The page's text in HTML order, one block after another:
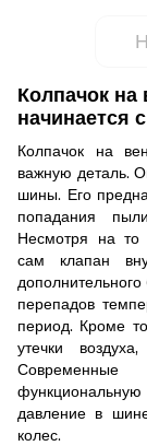
Колпачок на
начинается
Колпачок на
важную деталь.
шины. Его
попадания
Несмотря на то
сам клапан
перепадов
период. Кроме
утечки
функциональную
давление в
колес.